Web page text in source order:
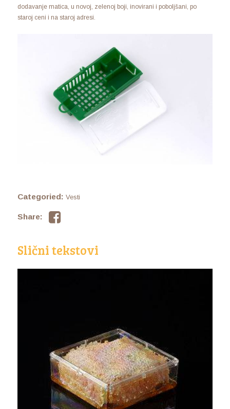
dodavanje matica, u novoj, zelenoj boji, inovirani i poboljšani, po
staroj ceni i na staroj adresi.
Categoried: Vesti
Share:
Slični tekstovi